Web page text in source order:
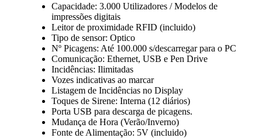
Capacidade: 3.000 Utilizadores / Modelos de
impressões digitais
Leitor de proximidade RFID (incluido)
Tipo de sensor: Optico
Nº Picagens: Até 100.000 s/descarregar para o PC
Comunicação: Ethernet, USB e Pen Drive
Incidências: Ilimitadas
Vozes indicativas ao marcar
Listagem de Incidências no Display
Toques de Sirene: Interna (12 diários)
Porta USB para descarga de picagens.
Mudança de Hora (Verão/Inverno)
Fonte de Alimentação: 5V (incluido)